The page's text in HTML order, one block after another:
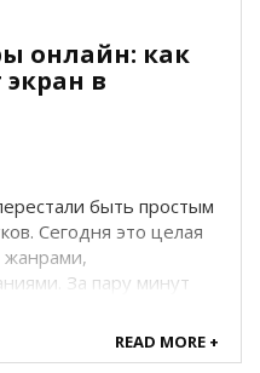
онлайн: как
в
быть простым
Сегодня это целая
жанрами,
За пару минут
вы ещё не пробовали —
игр доступен и на ...
READ MORE +